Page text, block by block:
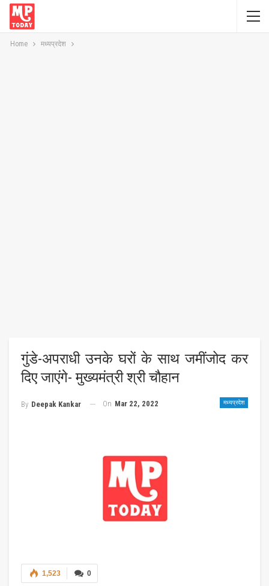
Home मध्यप्रदेश
गुंडे-अपराधी उनके घरों के साथ जमींजोद कर
दिए जाएंगे- मुख्यमंत्री श्री चौहान
मध्यप्रदेश
By Deepak Kankar On Mar 22, 2022
0
1,523